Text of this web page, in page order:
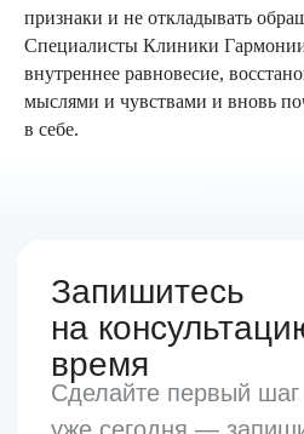
признаки и не откладывать
Специалисты Клиники
внутреннее равновесие,
мыслями и чувствами и вновь
в себе.
Время работы
harmonymed@mail.ru
Контакты
Цены